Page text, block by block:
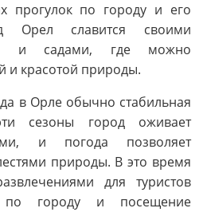
прогулок по городу и его
Орел славится своими
и садами, где можно
и красотой природы.
в Орле обычно стабильная
сезоны город оживает
и погода позволяет
природы. В это время
для туристов
по городу и посещение